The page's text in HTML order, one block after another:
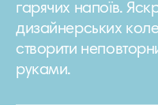
гарячих напоїв.
дизайнерських
створити
руками.